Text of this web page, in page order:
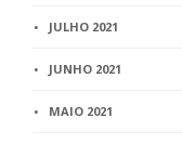
JULHO 2021
JUNHO 2021
MAIO 2021